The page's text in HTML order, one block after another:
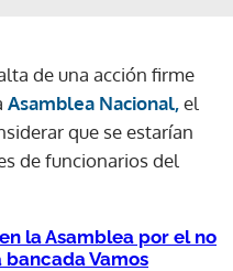
de una acción firme
Asamblea Nacional,el
que se estarían
de funcionarios del
la Asamblea por el no
Vamos